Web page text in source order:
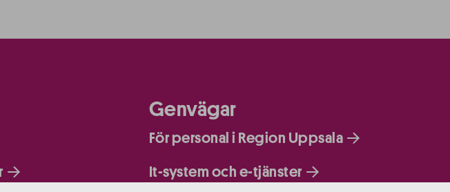
Genvägar
För personal i Region Uppsala
It-system och e-tjänster